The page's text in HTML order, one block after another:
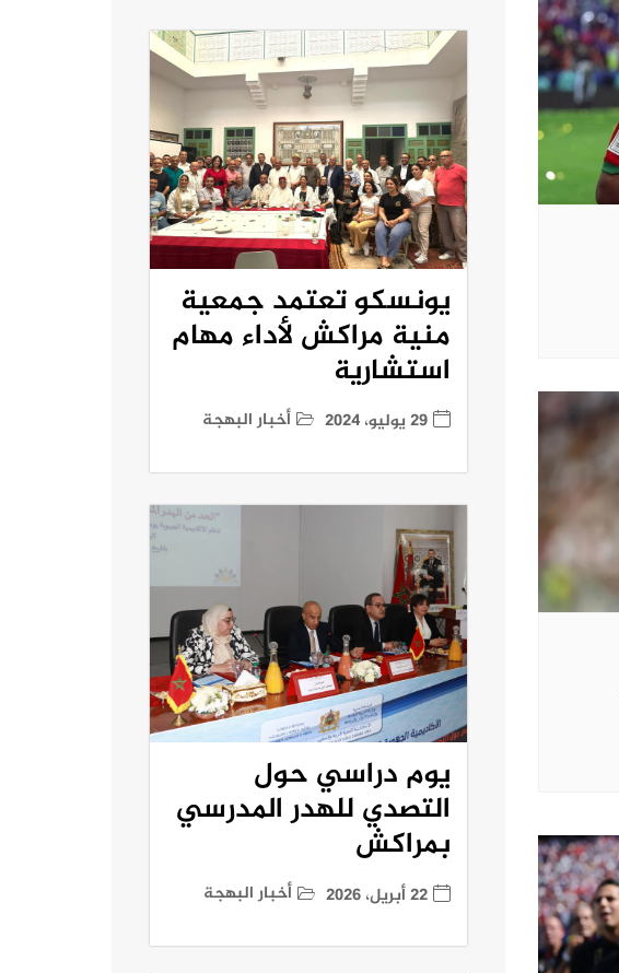
يونسكو تعتمد جمعية
منية مراكش لأداء مهام
استشارية
29 يوليو، 2024 أخبار البهجة
يوم دراسي حول
التصدي للهدر المدرسي
بمراكش
22 أبريل، 2026 أخبار البهجة